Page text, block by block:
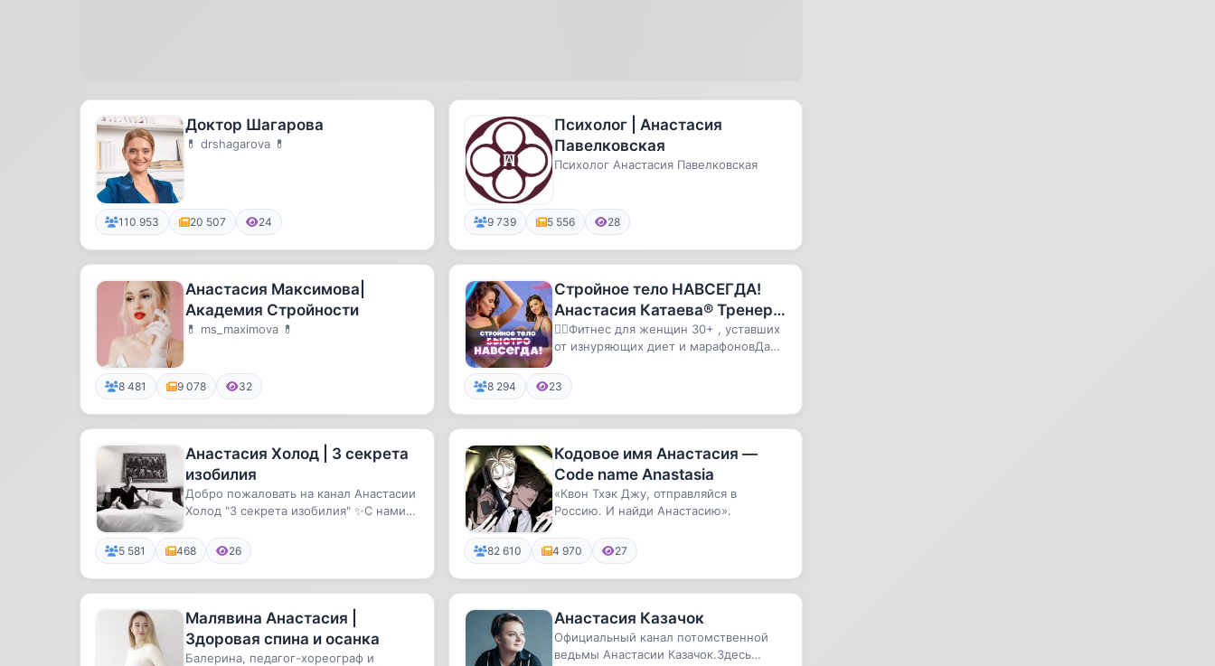
Доктор Шагарова
💊 drshagarova 💊
110 953 20 507 24
Психолог | Анастасия
Павелковская
Психолог Анастасия Павелковская
9 739 5 556 28
Анастасия Максимова|
Академия Стройности
💊 ms_maximova 💊
8 481 9 078 32
Стройное тело НАВСЕГДА!
Анастасия Катаева® Тренер
по телу, Коуч-мотиватор
👯‍♀️Фитнес для женщин 30+ , уставших
от изнуряющих диет и марафоновДаже
8 294 23
Анастасия Холод | 3 секрета
изобилия
Добро пожаловать на канал Анастасии
Холод "3 секрета изобилия" ✨С нами
5 581 468 26
Кодовое имя Анастасия —
Code name Anastasia
«Квон Тхэк Джу, отправляйся в
Россию. И найди Анастасию».
82 610 4 970 27
Малявина Анастасия |
Здоровая спина и осанка
Балерина, педагог-хореограф и
Анастасия Казачок
Официальный канал потомственной
ведьмы Анастасии Казачок.Здесь